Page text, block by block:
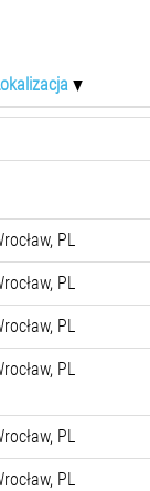
PL
PL
PL
PL
PL
PL